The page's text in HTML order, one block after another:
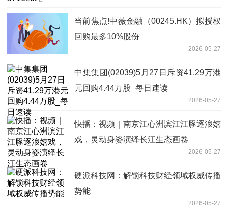
当前焦点!中薇金融（00245.HK）拟授权
回购最多10%股份
2026-05-27
中集集团(02039)5月27日斥资41.29万港
元回购4.44万股_每日速读
2026-05-27
快播：视频｜南京江心洲滨江江豚逐浪嬉
戏，灵动身姿演绎长江生态画卷
2026-05-27
硬派科技网：解锁科技财经领域权威传播
势能
2026-05-27